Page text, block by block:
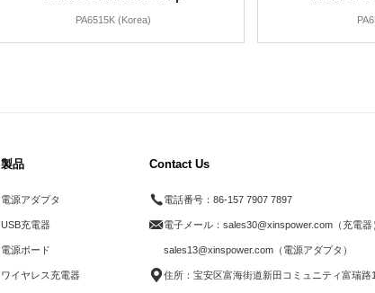
PA6515K (Korea)
製品
電源アダプタ
USB充電器
電源ボード
ワイヤレス充電器
Contact Us
電話番号： 86-157 7907 7897
電子メール： sales30@xinspower.com（充電器
sales13@xinspower.com（電源アダプタ）
住所：宝安区富海街道新田コミュニティ富瑞路